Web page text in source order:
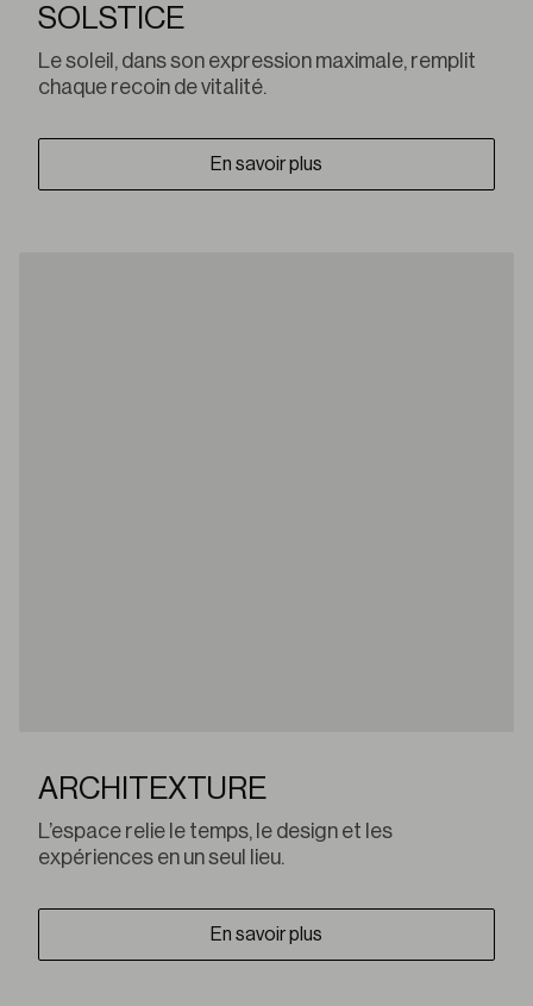
SOLSTICE
Le soleil, dans son expression maximale, remplit
chaque recoin de vitalité.
En savoir plus
ARCHITEXTURE
L’espace relie le temps, le design et les
expériences en un seul lieu.
En savoir plus